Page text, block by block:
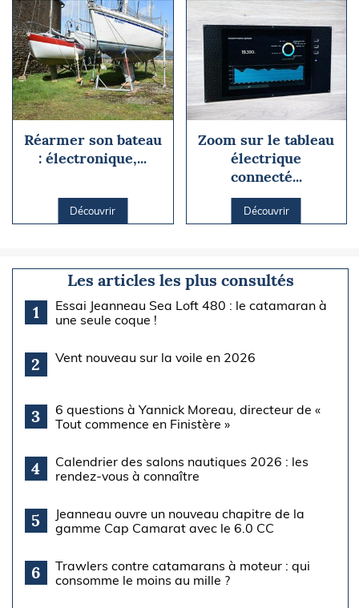
Réarmer son bateau
: électronique,...
Découvrir
Zoom sur le tableau
électrique
connecté...
Découvrir
Les articles les plus consultés
1
Essai Jeanneau Sea Loft 480 : le catamaran à
une seule coque !
2 Vent nouveau sur la voile en 2026
3
6 questions à Yannick Moreau, directeur de «
Tout commence en Finistère »
4
Calendrier des salons nautiques 2026 : les
rendez-vous à connaître
5
Jeanneau ouvre un nouveau chapitre de la
gamme Cap Camarat avec le 6.0 CC
6
Trawlers contre catamarans à moteur : qui
consomme le moins au mille ?